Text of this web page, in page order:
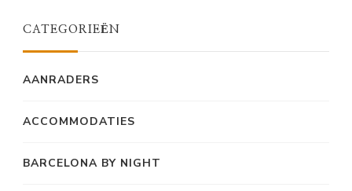
CATEGORIEËN
AANRADERS
ACCOMMODATIES
BARCELONA BY NIGHT